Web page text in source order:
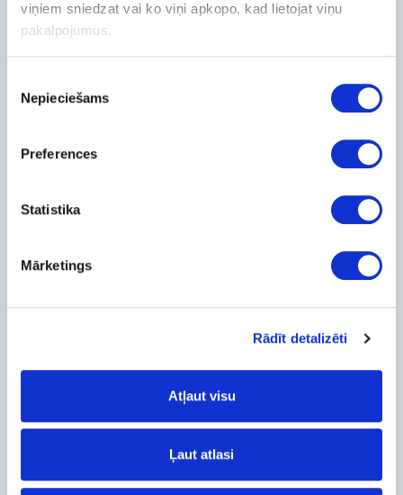
viņiem sniedzat vai ko viņi apkopo, kad lietojat viņu
pakalpojumus.
izvēle
Nepieciešams
Preferences
Statistika
Mārketings
Rādīt detalizēti
Atļaut visu
Ļaut atlasi
Contacts
Call me back
About Us
Feedback
Delivery and payment
Warranty and Refunds
Configuration Catalog
Follow Us on Social Media